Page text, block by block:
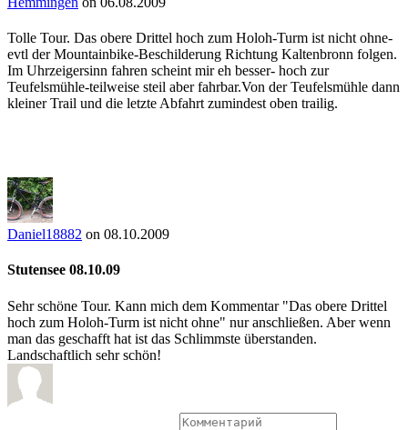
Tolle Tour. Das obere Drittel hoch zum Holoh-Turm ist nicht ohne-
evtl der Mountainbike-Beschilderung Richtung Kaltenbronn folgen.
Im Uhrzeigersinn fahren scheint mir eh besser- hoch zur
Teufelsmühle-teilweise steil aber fahrbar.Von der Teufelsmühle dann
kleiner Trail und die letzte Abfahrt zumindest oben trailig.
Daniel18882 on 08.10.2009
Stutensee 08.10.09
Sehr schöne Tour. Kann mich dem Kommentar "Das obere Drittel
hoch zum Holoh-Turm ist nicht ohne" nur anschließen. Aber wenn
man das geschafft hat ist das Schlimmste überstanden.
Landschaftlich sehr schön!